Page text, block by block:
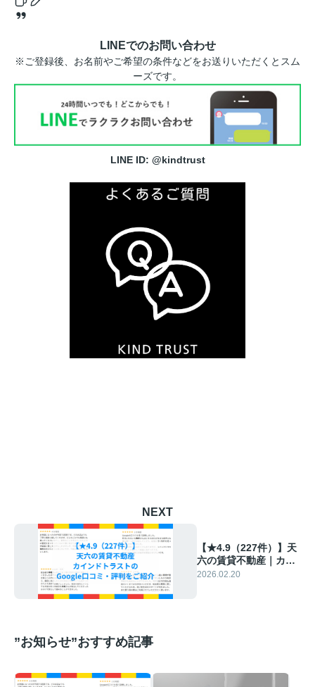
LINEでのお問い合わせ
※ご登録後、お名前やご希望の条件などをお送りいただくとスム
ーズです。
LINE ID: @kindtrust
NEXT
【★4.9（227件）】天
六の賃貸不動産｜カイ
ンドトラストのGoogle
2026.02.20
”お知らせ”おすすめ記事